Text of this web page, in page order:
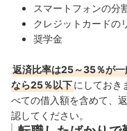
スマートフォンの分
クレジットカードの
奨学金
返済比率は25～35％が
なら25％以下にしておき
べての借入額を含めて、
認してください。